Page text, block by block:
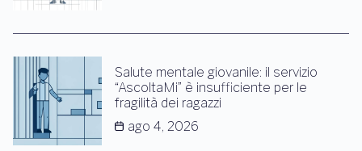
Salute mentale giovanile: il servizio
“AscoltaMi” è insufficiente per le
fragilità dei ragazzi
ago 4, 2026